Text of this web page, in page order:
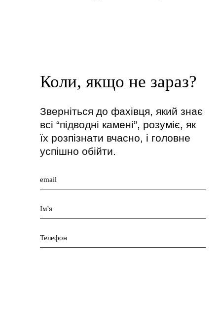
Коли, якщо не зараз?
Зверніться до фахівця, який знає
всі “підводні камені”, розуміє, як
їх розпізнати вчасно, і головне
успішно обійти.